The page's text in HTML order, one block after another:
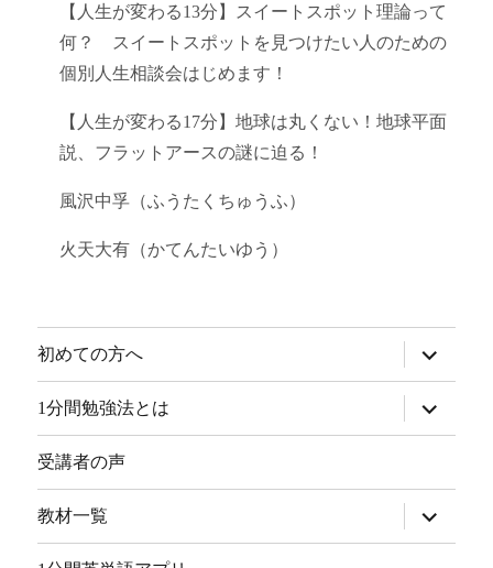
【人生が変わる13分】スイートスポット理論って
何？ スイートスポットを見つけたい人のための
個別人生相談会はじめます！
【人生が変わる17分】地球は丸くない！地球平面
説、フラットアースの謎に迫る！
風沢中孚（ふうたくちゅうふ）
火天大有（かてんたいゆう）
初めての方へ
ブ
メ
ニ
ュ
ー
開
1分間勉強法とは
ブ
メ
ー
を
展
開
受講者の声
教材一覧
ブ
メ